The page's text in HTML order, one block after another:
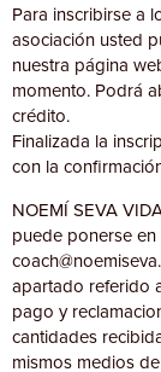
Para inscribirse a
asociación usted
nuestra página
momento. Podrá
crédito.
Finalizada la
con la
NOEMÍ SEVA
puede ponerse
apartado referido
pago y
cantidades
mismos medios